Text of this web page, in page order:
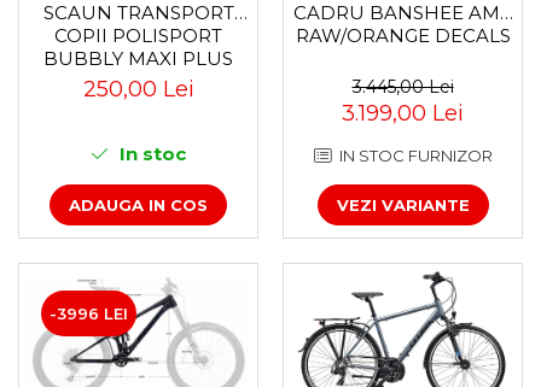
Lanțuri
Za conectare rapidă
Manete Schimbător, Frâna,
Manete frână
Manete combo
Piese manete
Manete schimbător
Manșoane și ghidolină
Ghidolină
Accesorii
Manșoane
SCAUN TRANSPORT
COPII POLISPORT
BUBBLY MAXI PLUS
CFS PRINDERE PE
PORTBAGAJ - GRI-
250,00 Lei
In stoc
ADAUGA IN COS
CADRU BANSHEE AMP
RAW/ORANGE DECALS
3.445,00 Lei
3.199,00 Lei
IN STOC FURNIZOR
VEZI VARIANTE
-3996 LEI